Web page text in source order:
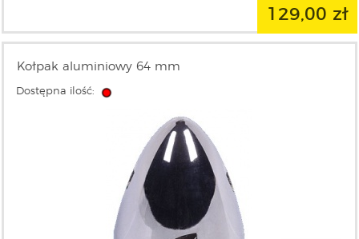
129,00 zł
Kołpak aluminiowy 64 mm
Dostępna ilość: